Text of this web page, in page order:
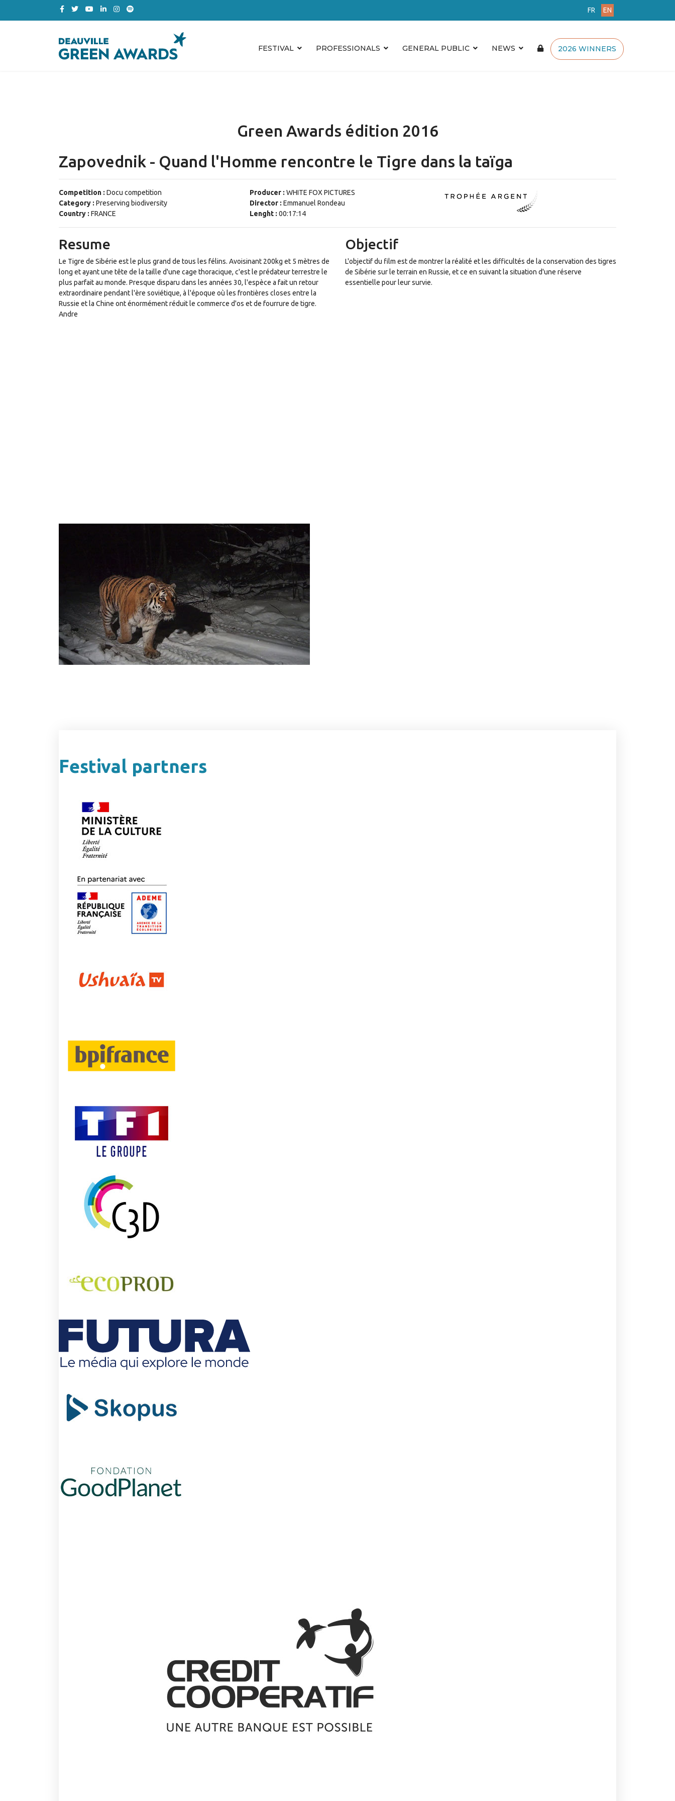
FR EN
FESTIVAL PROFESSIONALS GENERAL PUBLIC NEWS 2026 WINNERS
Green Awards édition 2016
Zapovednik - Quand l'Homme rencontre le Tigre dans la taïga
Competition : Docu competition
Category : Preserving biodiversity
Country : FRANCE
Producer : WHITE FOX PICTURES
Director : Emmanuel Rondeau
Lenght : 00:17:14
Resume
Le Tigre de Sibérie est le plus grand de tous les félins. Avoisinant 200kg et 5 mètres de
long et ayant une tête de la taille d'une cage thoracique, c'est le prédateur terrestre le
plus parfait au monde. Presque disparu dans les années 30, l'espèce a fait un retour
extraordinaire pendant l'ère soviétique, à l'époque où les frontières closes entre la
Russie et la Chine ont énormément réduit le commerce d'os et de fourrure de tigre.
Andre
Objectif
L'objectif du film est de montrer la réalité et les difficultés de la conservation des tigres
de Sibérie sur le terrain en Russie, et ce en suivant la situation d'une réserve
essentielle pour leur survie.
Festival partners